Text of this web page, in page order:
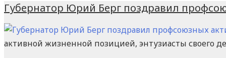
Губернатор Юрий Берг поздравил
активной жизненной позицией, энтузиасты своего